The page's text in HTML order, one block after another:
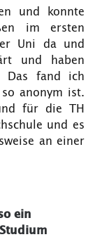
und konnte
im ersten
Uni da und
und haben
Das fand ich
anonym ist.
für die TH
und es
an einer
ein